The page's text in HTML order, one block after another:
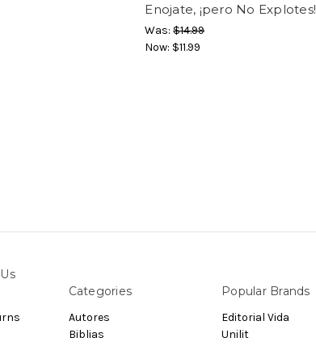
Enojate, ¡pero No Explotes!
Was:$14.99
Now: $11.99
Categories
Autores
Biblias
Popular Brands
Editorial Vida
Unilit